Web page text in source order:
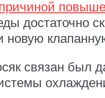
достаточно
новую
связан